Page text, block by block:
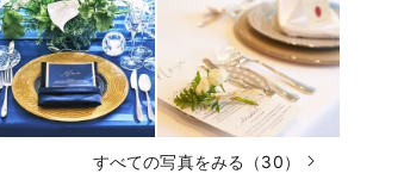
すべての写真をみる（30）